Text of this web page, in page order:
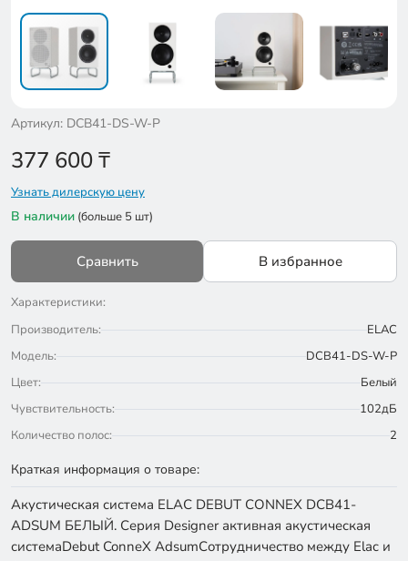
Артикул: DCB41-DS-W-P
377 600₸
Узнать дилерскую цену
В наличии (больше 5 шт)
Сравнить В избранное
Характеристики:
Производитель:
ELAC
Модель:
DCB41-DS-W-P
Цвет:
Белый
Чувствительность:
102дБ
Количество полос:
2
Краткая информация о товаре:
Акустическая система ELAC DEBUT CONNEX DCB41-
ADSUM БЕЛЫЙ. Серия Designer активная акустическая
системаDebut ConneX AdsumСотрудничество между Elac и